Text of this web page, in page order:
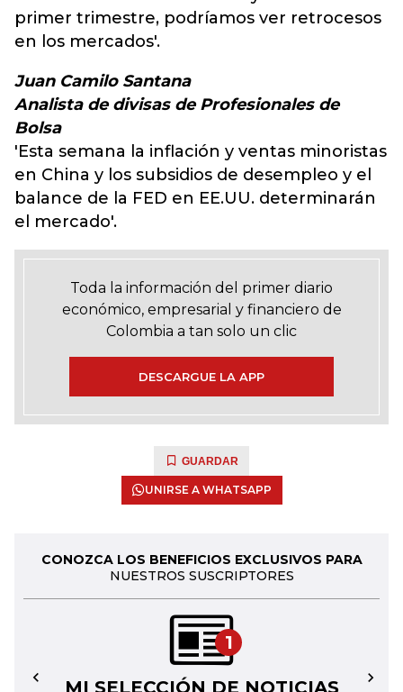
primer trimestre, podríamos ver retrocesos
en los mercados'.
Juan Camilo Santana
Analista de divisas de Profesionales de
Bolsa
'Esta semana la inflación y ventas minoristas
en China y los subsidios de desempleo y el
balance de la FED en EE.UU. determinarán
el mercado'.
Toda la información del primer diario
económico, empresarial y financiero de
Colombia a tan solo un clic
DESCARGUE LA APP
GUARDAR
UNIRSE A WHATSAPP
CONOZCA LOS BENEFICIOS EXCLUSIVOS PARA
NUESTROS SUSCRIPTORES
1
MI SELECCIÓN DE NOTICIAS
← →